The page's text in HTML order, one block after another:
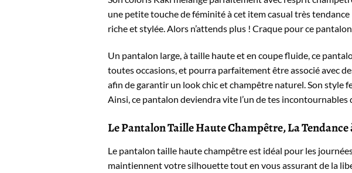
une petite touche de féminité à cet item casual très
riche et stylée. Alors n’attends plus ! Craque pour ce
Un pantalon large, à taille haute et en coupe fluide, ce
toutes occasions, et pourra parfaitement être associé avec
afin de garantir un look chic et champêtre naturel. Son style
Ainsi, ce pantalon deviendra vite l’un de tes incontournables
Le Pantalon Taille Haute Champêtre, La Tendance
Le pantalon taille haute champêtre est idéal pour les
maintiennent votre silhouette tout en vous assurant de la